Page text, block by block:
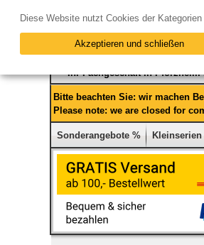
Ihr Fachgeschäft in
Bitte beachten Sie: wir machen
Please note: we are closed for
Sonderangebote % Kleinserien
Diese Website nutzt Cookies der Kategorien
Akzeptieren und schließen